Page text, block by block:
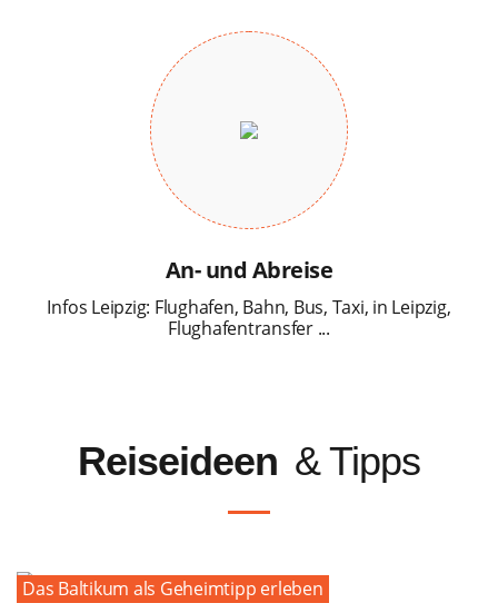
An- und Abreise
Infos Leipzig: Flughafen, Bahn, Bus, Taxi, in Leipzig,
Flughafentransfer ...
Reiseideen & Tipps
Das Baltikum als Geheimtipp erleben